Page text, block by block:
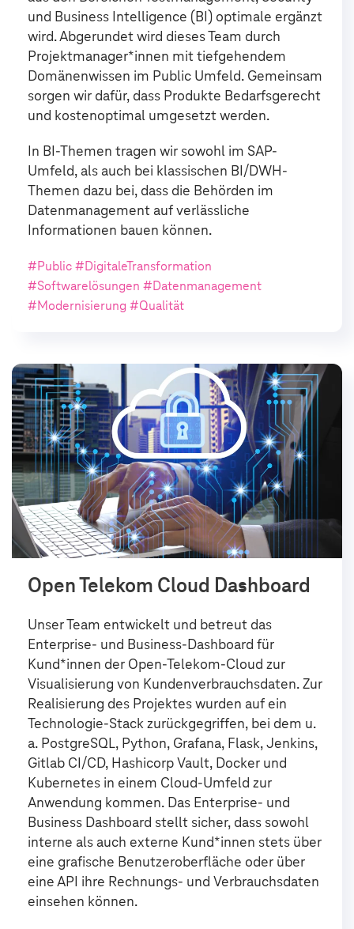
und Business Intelligence (BI) optimale ergänzt
wird. Abgerundet wird dieses Team durch
Projektmanager*innen mit tiefgehendem
Domänenwissen im Public Umfeld. Gemeinsam
sorgen wir dafür, dass Produkte Bedarfsgerecht
und kostenoptimal umgesetzt werden.
In BI-Themen tragen wir sowohl im SAP-
Umfeld, als auch bei klassischen BI/DWH-
Themen dazu bei, dass die Behörden im
Datenmanagement auf verlässliche
Informationen bauen können.
#Public #DigitaleTransformation
#Softwarelösungen #Datenmanagement
#Modernisierung #Qualität
Open Telekom Cloud Dashboard
Unser Team entwickelt und betreut das
Enterprise- und Business-Dashboard für
Kund*innen der Open-Telekom-Cloud zur
Visualisierung von Kundenverbrauchsdaten. Zur
Realisierung des Projektes wurden auf ein
Technologie-Stack zurückgegriffen, bei dem u.
a. PostgreSQL, Python, Grafana, Flask, Jenkins,
Gitlab CI/CD, Hashicorp Vault, Docker und
Kubernetes in einem Cloud-Umfeld zur
Anwendung kommen. Das Enterprise- und
Business Dashboard stellt sicher, dass sowohl
interne als auch externe Kund*innen stets über
eine grafische Benutzeroberfläche oder über
eine API ihre Rechnungs- und Verbrauchsdaten
einsehen können.